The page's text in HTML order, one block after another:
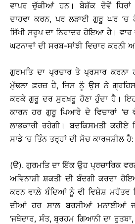
ਵਾਪਰ ਚੁੱਕੀਆਂ ਹਨ। ਬੇਸ਼ੱਕ ਦੋਵੇਂ ਧਿਰਾਂ
ਦਾਹਵਾ ਕਰਨ, ਪਰ ਲੜਾਈ ਗੁਰੂ ਘਰ ’ਚ
ਸਿੱਖੀ ਸਰੂਪ ਦਾ ਨਿਰਾਦਰ ਹੋਇਆ ਹੈ।
ਘਟਨਾਵਾਂ ਦੀ ਸਰਬ-ਸਾਂਝੀ ਵਿਚਾਰ ਕਰਨੀ
ਗੁਰਮਤਿ ਦਾ ਪ੍ਰਚਾਰ ਤੇ ਪ੍ਰਸਾਰ ਕਰਨਾ
ਮੁੱਢਲਾ ਫ਼ਰਜ਼ ਹੈ, ਜਿਸ ਨੂੰ ਉਸ ਨੇ
ਕਰਕੇ ਗੁਰੂ ਦਰ ਸੁਰਖ਼ਰੂ ਹੋਣਾ ਹੁੰਦਾ ਹੈ।
ਕਾਰਨ ਹਰ ਗੁਰੂ ਪਿਆਰੇ ਦੇ ਵਿਚਾਰਾਂ ’ਚ
ਲਾਭਕਾਰੀ ਰਹੇਗੀ। ਬਦਕਿਸਮਤੀ
ਸਾਡੇ ’ਚ ਤਿੰਨ ਤਰ੍ਹਾਂ ਦੀ ਸੋਚ ਕਾਰਜਸ਼ੀਲ ਹੈ:
(ੳ). ਗੁਰਮਤਿ ਦਾ ਇੱਕ ਉਹ ਪ੍ਰਚਾਰਿਕ
ਅਵਿਨਾਸ਼ੀ ਸ਼ਕਤੀ ਦੀ ਬੰਦਗੀ ਕਰਦਾ
ਕਰਨ ਵਾਲ਼ੇ ਬੰਦਿਆਂ ਨੂੰ ਵੀ ਵਿਸ਼ੇਸ਼ ਮਹੱਤਵ
ਦੀਆਂ ਹਰ ਸਾਲ ਬਰਸੀਆਂ ਮਨਾਈਆਂ
‘ਜਥੇਦਾਰ, ਸੰਤ, ਬ੍ਰਹਮ ਗਿਆਨੀ ਦਾ